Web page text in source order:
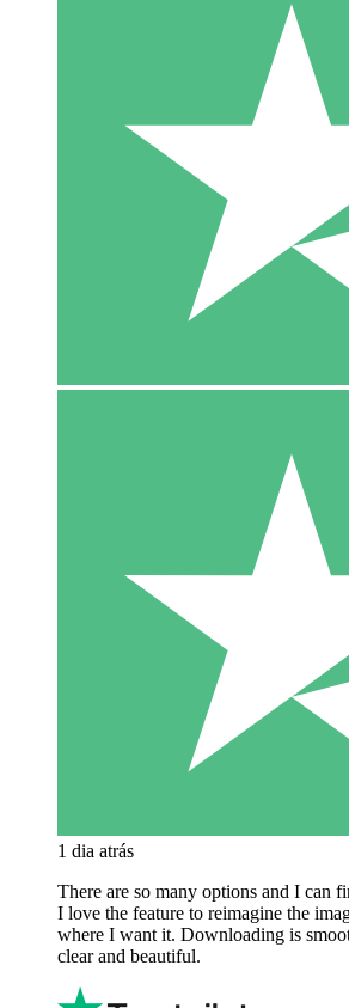
1 dia atrás
There are so many options and I can
I love the feature to reimagine the
where I want it. Downloading is
clear and beautiful.